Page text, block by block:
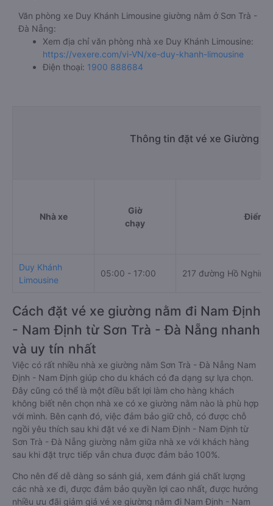
Văn phòng xe Duy Khánh Limousine giường nằm ở Sơn Trà -
Đà Nẵng:
Xem địa chỉ văn phòng nhà xe Duy Khánh Limousine:
https://vexere.com/vi-VN/xe-duy-khanh-limousine
Điện thoại: 1900 888684
Thông tin đặt vé xe Giường
Nhà xe
Giờ
chạy
Điểm
Duy Khánh
Limousine
05:00 - 17:00 217 đường Hồ Nghinh
Cách đặt vé xe giường nằm đi Nam Định
- Nam Định từ Sơn Trà - Đà Nẵng nhanh
và uy tín nhất
Việc có rất nhiều nhà xe giường nằm Sơn Trà - Đà Nẵng Nam
Định - Nam Định giúp cho du khách có đa dạng sự lựa chọn.
Đây cũng có thể là một điều bất lợi làm cho hàng khách
không biết nên chọn nhà xe có xe giường nằm nào là phù hợp
với mình. Bên cạnh đó, việc đảm bảo giữ chỗ, có được chỗ
ngồi yêu thích sau khi đặt vé xe đi Nam Định - Nam Định từ
Sơn Trà - Đà Nẵng giường nằm giữa nhà xe với khách hàng
sau khi đặt trực tiếp vẫn chưa được đảm bảo 100%.
Cho nên để dễ dàng so sánh giá, xem đánh giá chất lượng
các nhà xe đi, được đảm bảo quyền lợi cao nhất, được hưởng
nhiều ưu đãi giảm giá vé xe giường nằm đi Nam Định - Nam